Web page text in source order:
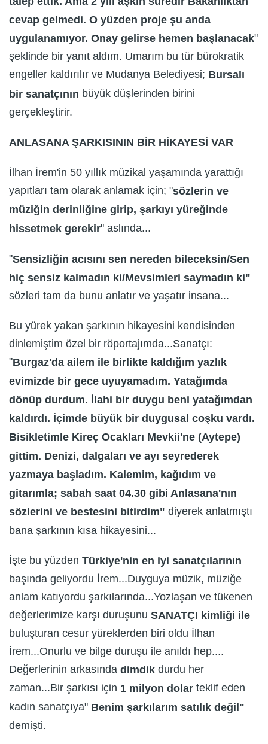
cevap gelmedi. O yüzden proje şu anda
uygulanamıyor. Onay gelirse hemen başlanacak"
şeklinde bir yanıt aldım. Umarım bu tür bürokratik
engeller kaldırılır ve Mudanya Belediyesi; Bursalı
bir sanatçının büyük düşlerinden birini
gerçekleştirir.
ANLASANA ŞARKISININ BİR HİKAYESİ VAR
İlhan İrem'in 50 yıllık müzikal yaşamında yarattığı
yapıtları tam olarak anlamak için; "sözlerin ve
müziğin derinliğine girip, şarkıyı yüreğinde
hissetmek gerekir" aslında...
"Sensizliğin acısını sen nereden bileceksin/Sen
hiç sensiz kalmadın ki/Mevsimleri saymadın ki"
sözleri tam da bunu anlatır ve yaşatır insana...
Bu yürek yakan şarkının hikayesini kendisinden
dinlemiştim özel bir röportajımda...Sanatçı:
"Burgaz'da ailem ile birlikte kaldığım yazlık
evimizde bir gece uyuyamadım. Yatağımda
dönüp durdum. İlahi bir duygu beni yatağımdan
kaldırdı. İçimde büyük bir duygusal coşku vardı.
Bisikletimle Kireç Ocakları Mevkii'ne (Aytepe)
gittim. Denizi, dalgaları ve ayı seyrederek
yazmaya başladım. Kalemim, kağıdım ve
gitarımla; sabah saat 04.30 gibi Anlasana'nın
sözlerini ve bestesini bitirdim" diyerek anlatmıştı
bana şarkının kısa hikayesini...
İşte bu yüzden Türkiye'nin en iyi sanatçılarının
başında geliyordu İrem...Duyguya müzik, müziğe
anlam katıyordu şarkılarında...Yozlaşan ve tükenen
değerlerimize karşı duruşunu SANATÇI kimliği ile
buluşturan cesur yüreklerden biri oldu İlhan
İrem...Onurlu ve bilge duruşu ile anıldı hep....
Değerlerinin arkasında dimdik durdu her
zaman...Bir şarkısı için 1 milyon dolar teklif eden
kadın sanatçıya" Benim şarkılarım satılık değil"
demişti.